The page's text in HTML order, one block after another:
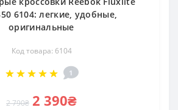
6104: легкие, удобные,
оригинальные
Код товара: 6104
1
2 790₴ 2 390₴